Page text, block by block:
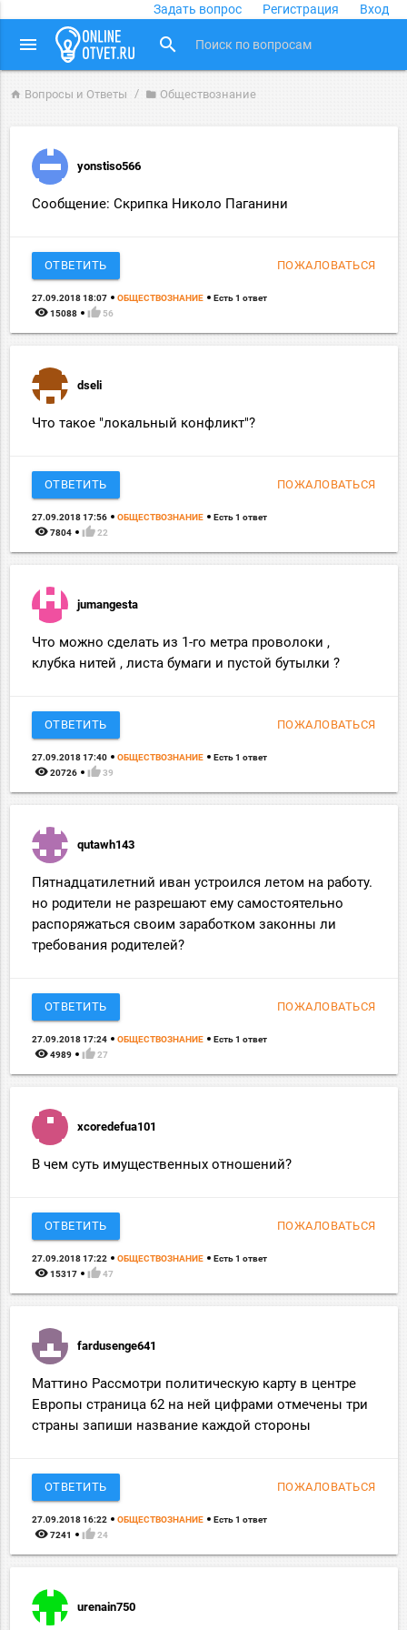
Задать вопрос Регистрация Вход
menu search
home Вопросы и Ответы folder Обществознание
yonstiso566
Сообщение: Скрипка Николо Паганини
ОТВЕТИТЬ ПОЖАЛОВАТЬСЯ
27.09.2018 18:07 ОБЩЕСТВОЗНАНИЕ Есть 1 ответ
remove_red_eye 15088 thumb_up 56
dseli
Что такое "локальный конфликт"?
ОТВЕТИТЬ ПОЖАЛОВАТЬСЯ
27.09.2018 17:56 ОБЩЕСТВОЗНАНИЕ Есть 1 ответ
remove_red_eye 7804 thumb_up 22
jumangesta
Что можно сделать из 1-го метра проволоки ,
клубка нитей , листа бумаги и пустой бутылки ?
ОТВЕТИТЬ ПОЖАЛОВАТЬСЯ
27.09.2018 17:40 ОБЩЕСТВОЗНАНИЕ Есть 1 ответ
remove_red_eye 20726 thumb_up 39
qutawh143
Пятнадцатилетний иван устроился летом на работу.
но родители не разрешают ему самостоятельно
распоряжаться своим заработком законны ли
требования родителей?
ОТВЕТИТЬ ПОЖАЛОВАТЬСЯ
27.09.2018 17:24 ОБЩЕСТВОЗНАНИЕ Есть 1 ответ
remove_red_eye 4989 thumb_up 27
xcoredefua101
В чем суть имущественных отношений?
ОТВЕТИТЬ ПОЖАЛОВАТЬСЯ
27.09.2018 17:22 ОБЩЕСТВОЗНАНИЕ Есть 1 ответ
remove_red_eye 15317 thumb_up 47
fardusenge641
Маттино Рассмотри политическую карту в центре
Европы страница 62 на ней цифрами отмечены три
страны запиши название каждой стороны
ОТВЕТИТЬ ПОЖАЛОВАТЬСЯ
27.09.2018 16:22 ОБЩЕСТВОЗНАНИЕ Есть 1 ответ
remove_red_eye 7241 thumb_up 24
urenain750